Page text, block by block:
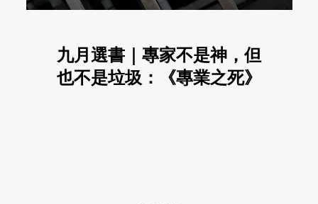
九月選書｜專家不是神，但
也不是垃圾：《專業之死》